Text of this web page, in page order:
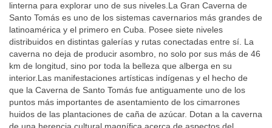
linterna para explorar uno de sus niveles.La Gran Caverna de
Santo Tomás es uno de los sistemas cavernarios más grandes de
latinoamérica y el primero en Cuba. Posee siete niveles
distribuidos en distintas galerías y rutas conectadas entre sí. La
caverna no deja de producir asombro, no solo por sus más de 46
km de longitud, sino por toda la belleza que alberga en su
interior.Las manifestaciones artísticas indígenas y el hecho de
que la Caverna de Santo Tomás fue antiguamente uno de los
puntos más importantes de asentamiento de los cimarrones
huidos de las plantaciones de caña de azúcar. Dotan a la caverna